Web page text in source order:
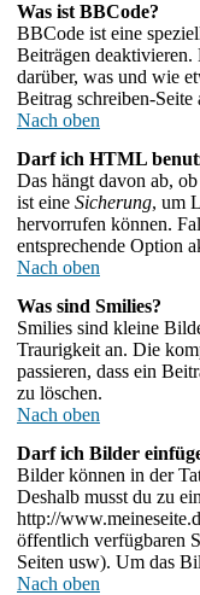
Was ist BBCode?
BBCode ist eine
Beiträgen
darüber, was und wie
Beitrag schreiben-Seite
Nach oben
Darf ich HTML
Das hängt davon ab,
ist eine Sicherung, um
hervorrufen können.
entsprechende Option
Nach oben
Was sind Smilies?
Smilies sind kleine
Traurigkeit an. Die
passieren, dass ein
zu löschen.
Nach oben
Darf ich Bilder
Bilder können in der
Deshalb musst du zu
http://
öffentlich verfügbaren
Seiten usw). Um das
Nach oben